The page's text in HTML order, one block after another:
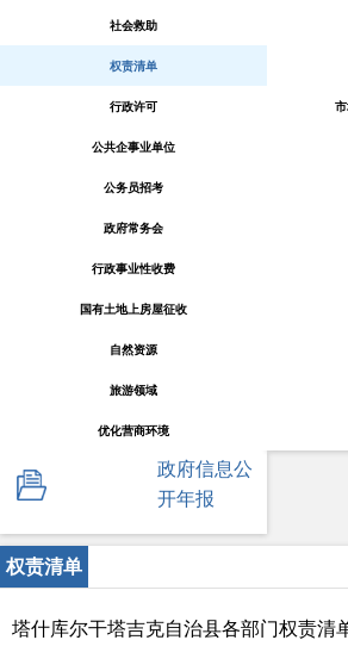
社会救助
权责清单
行政许可
公共企事业单位
公务员招考
政府常务会
行政事业性收费
国有土地上房屋征收
自然资源
旅游领域
优化营商环境
政府信息公
开年报
权责清单
塔什库尔干塔吉克自治县各部门权责清